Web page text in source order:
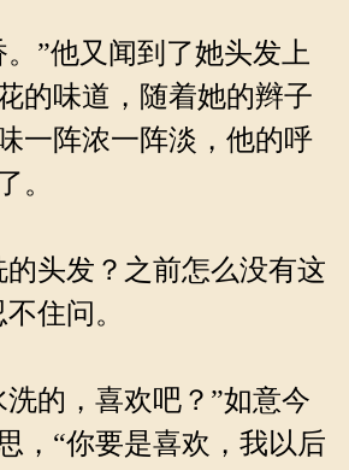
”他又闻到了她头发上
的味道，随着她的辫子
一阵浓一阵淡，他的呼
。
头发？之前怎么没有这
住问。
的，喜欢吧？”如意今
，“你要是喜欢，我以后